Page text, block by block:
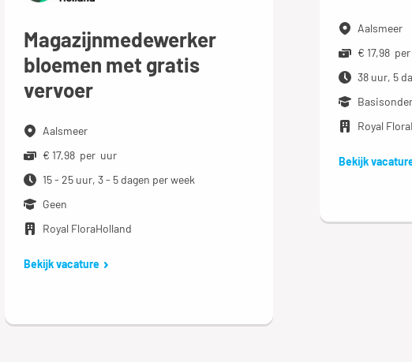
Aalsmeer
€ 17,98
38 uur, 5
Royal
Bekijk
Magazijnmedewerker
bloemen met gratis
vervoer
Aalsmeer
€ 17,98 per uur
15 - 25 uur, 3 - 5 dagen per week
Geen
Royal FloraHolland
Bekijk vacature